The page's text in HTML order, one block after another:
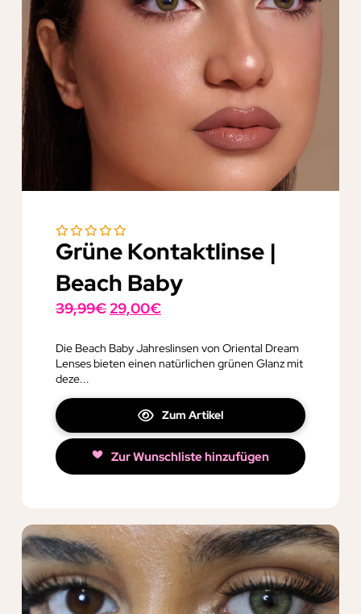
Grüne Kontaktlinse |
Beach Baby
39,99€Ursprünglicher
war:
39,99€
29,00€Aktueller
ist:
29,00€.
Die Beach Baby Jahreslinsen von Oriental Dream
Lenses bieten einen natürlichen grünen Glanz mit
deze...
Zum Artikel
Zur Wunschliste hinzufügen